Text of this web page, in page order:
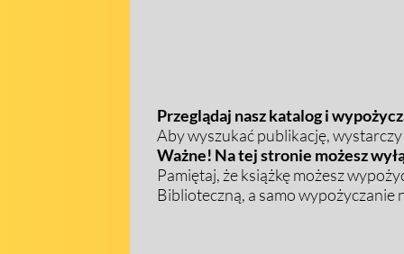
Przeglądaj nasz katalog i
Aby wyszukać publikację,
Ważne! Na tej stronie możesz
Pamiętaj, że książkę możesz
Biblioteczną, a samo wypożyczanie